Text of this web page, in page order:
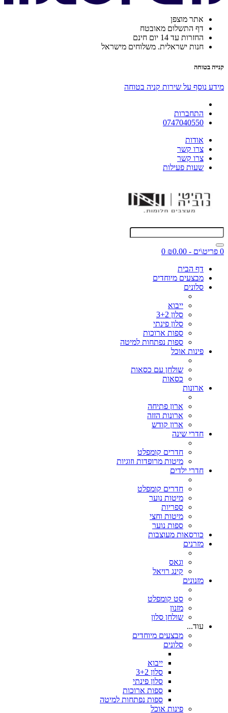
אתר מוצפן
דף התשלום מאובטח
החזרות עד 14 יום חינם
חנות ישראלית. משלוחים מישראל
קנייה בטוחה
מידע נוסף על שירות קניה בטוחה
התחברות
0747040550
אודות
צרו קשר
צרו קשר
שעות פעילות
0 פריט\ים - ₪0.00
0
דף הבית
מבצעים מיוחדים
סלונים
ייבוא
סלון 3+2
סלון פינתי
ספות ארוכות
ספות נפתחות למיטה
פינות אוכל
שולחן עם כסאות
כסאות
ארונות
ארון פתיחה
ארונות הזזה
ארון קודש
חדרי שינה
חדרים קומפלט
מיטות מרופדות וזוגיות
חדרי ילדים
חדרים קומפלט
מיטות נוער
ספריות
מיטות וחצי
ספות נוער
כורסאות מעוצבות
מזרנים
וגאס
קינג רויאל
מזנונים
סט קומפלט
מזנון
שולחן סלון
עוד...
מבצעים מיוחדים
סלונים
ייבוא
סלון 3+2
סלון פינתי
ספות ארוכות
ספות נפתחות למיטה
פינות אוכל